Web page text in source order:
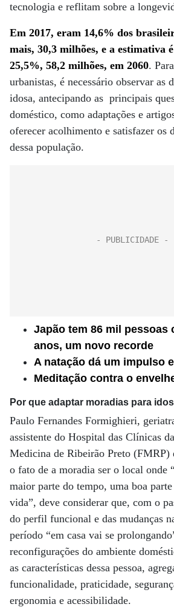
tecnologia e reflitam sobre a
Em 2017, eram 14,6% dos
mais, 30,3 milhões, e a estimativa
25,5%, 58,2 milhões, em 2060.
urbanistas, é necessário observar as
idosa, antecipando as principais
doméstico, como adaptações e
oferecer acolhimento e satisfazer os
dessa população.
Japão tem 86 mil pessoas
anos, um novo recorde
A natação dá um impulso
Meditação contra o
Por que adaptar moradias para
Paulo Fernandes Formighieri,
assistente do Hospital das Clínicas
Medicina de Ribeirão Preto (FMRP)
o fato de a moradia ser o local onde
maior parte do tempo, uma boa
vida”, deve considerar que, com o
do perfil funcional e das mudanças
período “em casa vai se
reconfigurações do ambiente
as características dessa pessoa,
funcionalidade, praticidade,
ergonomia e acessibilidade.